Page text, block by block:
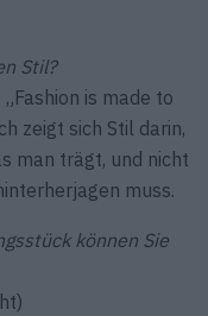
Stil?
is made to
zeigt sich Stil darin,
man trägt, und nicht
muss.
können Sie